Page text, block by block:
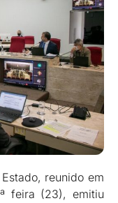
reunido em
feira (23), emitiu